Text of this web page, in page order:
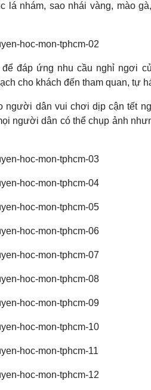
nhám, sao nhái vàng, mào
đáp ứng nhu cầu nghỉ ngơi
cho khách đến tham quan, tự
người dân vui chơi dịp cận tết
người dân có thể chụp ảnh